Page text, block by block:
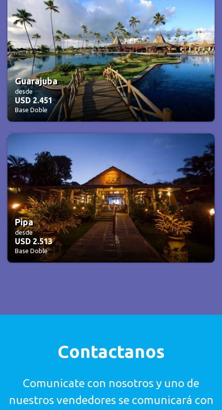
Guarajuba
desde
USD 2.451
Base Doble
Pipa
desde
USD 2.513
Base Doble
Contactanos
Comunicate con nosotros y uno de
nuestros vendedores se comunicará con